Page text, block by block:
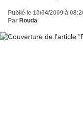
Publié le 10/04/2009 à
Par Rouda